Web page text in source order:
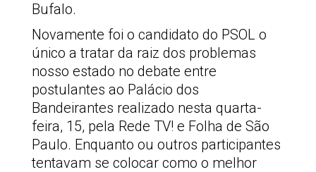
Bufalo.
Novamente foi o candidato do PSOL o
único a tratar da raiz dos problemas
nosso estado no debate entre
postulantes ao Palácio dos
Bandeirantes realizado nesta quarta-
feira, 15, pela Rede TV! e Folha de São
Paulo. Enquanto ou outros participantes
tentavam se colocar como o melhor